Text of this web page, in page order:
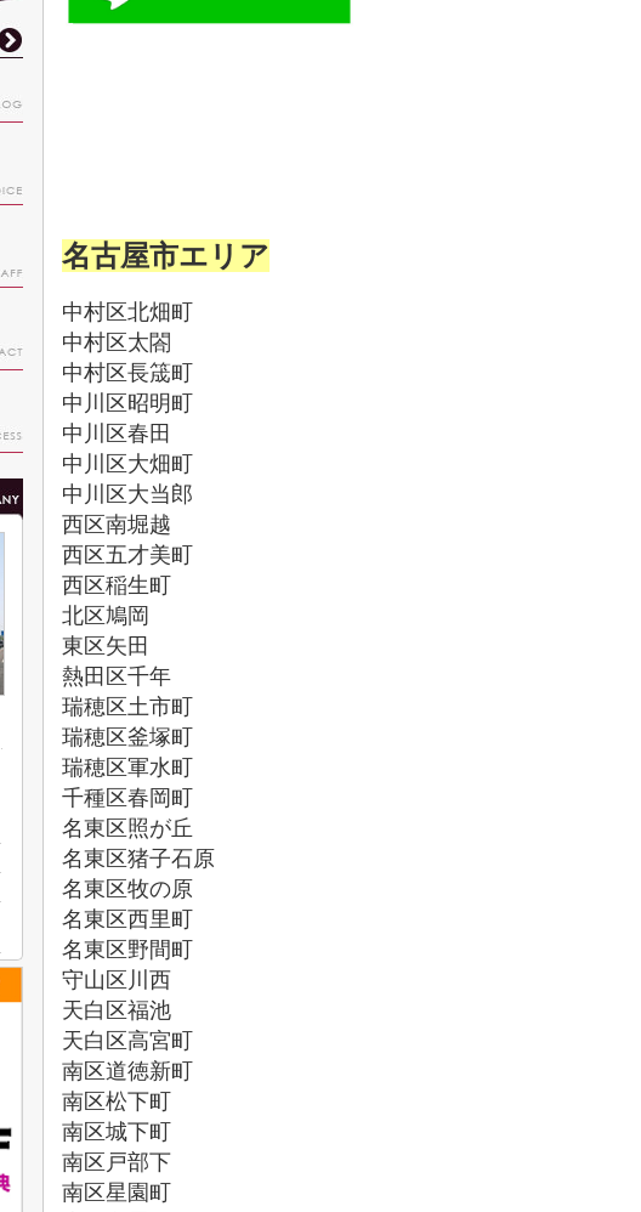
名古屋市エリア
中村区北畑町
中村区太閤
中村区長筬町
中川区昭明町
中川区春田
中川区大畑町
中川区大当郎
西区南堀越
西区五才美町
西区稲生町
北区鳩岡
東区矢田
熱田区千年
瑞穂区土市町
瑞穂区釜塚町
瑞穂区軍水町
千種区春岡町
名東区照が丘
名東区猪子石原
名東区牧の原
名東区西里町
名東区野間町
守山区川西
天白区福池
天白区高宮町
南区道徳新町
南区松下町
南区城下町
南区戸部下
南区星園町